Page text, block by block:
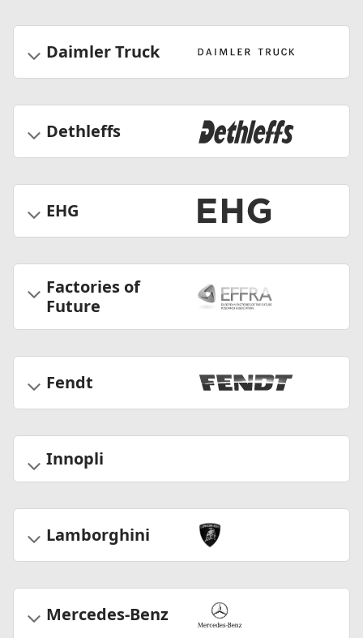
Daimler Truck
Dethleffs
EHG
Factories of
Future
Fendt
Innopli
Lamborghini
Mercedes-Benz